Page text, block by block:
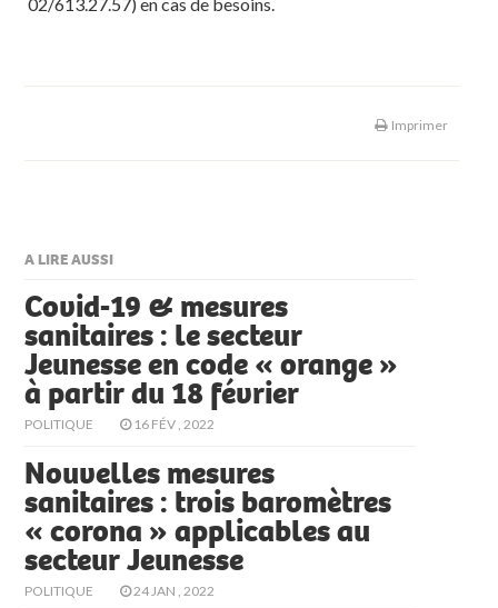
02/613.27.57)en cas de besoins.
Imprimer
A LIRE AUSSI
Covid-19 & mesures
sanitaires : le secteur
Jeunesse en code « orange »
à partir du 18 février
POLITIQUE 16 FÉV , 2022
Nouvelles mesures
sanitaires : trois baromètres
« corona » applicables au
secteur Jeunesse
POLITIQUE 24 JAN , 2022